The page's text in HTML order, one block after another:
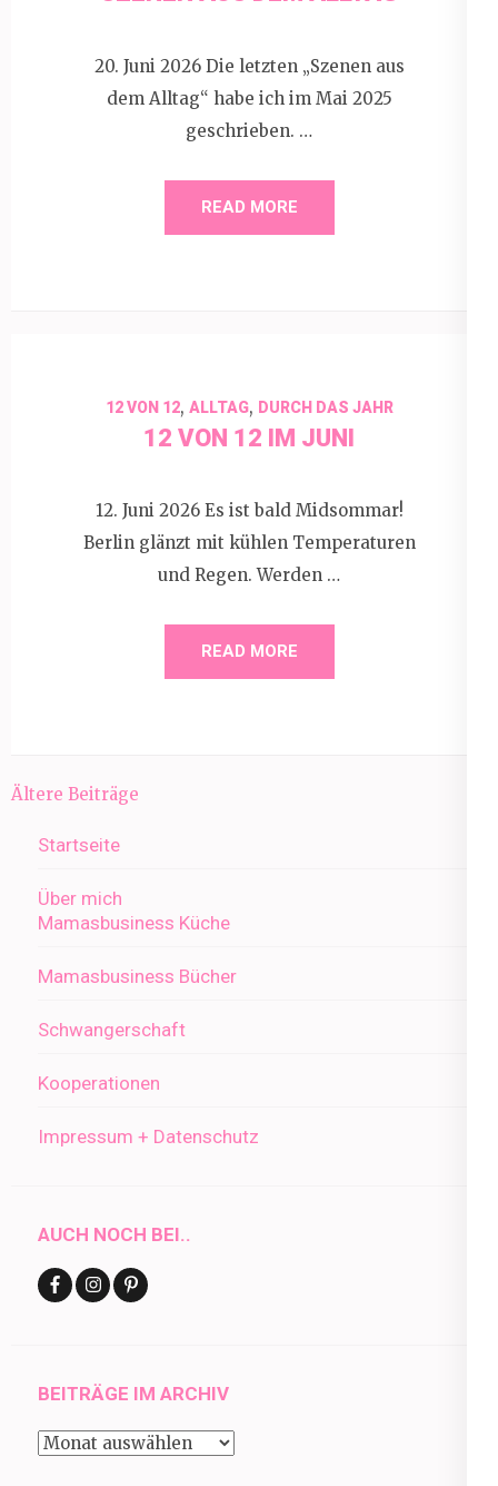
20. Juni 2026 Die letzten „Szenen aus
dem Alltag“ habe ich im Mai 2025
geschrieben. …
READ MORE
12 VON 12, ALLTAG, DURCH DAS JAHR
12 VON 12 IM JUNI
12. Juni 2026 Es ist bald Midsommar!
Berlin glänzt mit kühlen Temperaturen
und Regen. Werden …
READ MORE
Beitragsnavigation
Ältere Beiträge
Startseite
Über mich
Mamasbusiness Küche
Mamasbusiness Bücher
Schwangerschaft
Kooperationen
Impressum + Datenschutz
AUCH NOCH BEI..
BEITRÄGE IM ARCHIV
Beiträge